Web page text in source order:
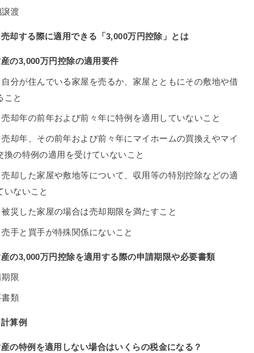
渡
却する際に適用できる「3,000万円控除」とは
の3,000万円控除の適用要件
が住んでいる家屋を売るか、家屋とともにその敷地や借
こと
年の前年および前々年に特例を適用していないこと
年、その前年および前々年にマイホームの買換えやマイ
換の特例の適用を受けていないこと
した家屋や敷地等について、収用等の特別控除などの適
いないこと
した家屋の場合は売却期限を満たすこと
と買手が特殊関係にないこと
の3,000万円控除を適用する際の申請期限や必要書類
限
書類
算例
の特例を適用しない場合はいくらの税金になる？